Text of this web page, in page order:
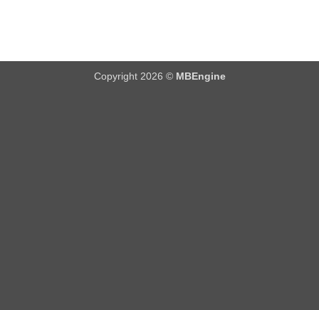
Copyright 2026 © MBEngine